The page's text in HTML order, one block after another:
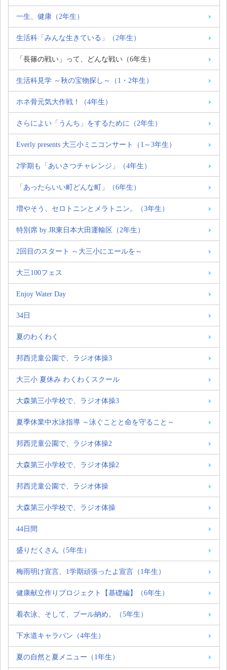
一生、健康（2年生）
生活科「みんな生きている」（2年生）
「長篠の戦い」って、どんな戦い（6年生）
生活科見学 ～秋の宝物探し～（1・2年生）
ホネ骨元気大作戦！（4年生）
さらによい「うんち」をするために（2年生）
Everly presents 大三小ミニコンサート（1～3年生）
2学期も「あいさつチャレンジ」（4年生）
「あったらいい町どんな町」（6年生）
増やそう、セロトニンとメラトニン。（3年生）
特別席 by JR東日本大田運輸区（2年生）
2回目のスタート ～大三小にエールを～
大三100フェス
Enjoy Water Day
34日
夏のわくわく
邦西児童公園で、ラジオ体操3
大三小 夏休み わくわくスクール
大森第三小学校で、ラジオ体操3
夏季休業中水泳指導 ～泳ぐことと命を守ること～
邦西児童公園で、ラジオ体操2
大森第三小学校で、ラジオ体操2
邦西児童公園で、ラジオ体操
大森第三小学校で、ラジオ体操
44日間
盛りだくさん（5年生）
梅雨明け宣言、1学期頑張ったよ宣言（1年生）
健康献立作りプロジェクト【基礎編】（6年生）
着衣泳、そして、プール納め。（5年生）
下水道キャラバン（4年生）
夏の自然と夏メニュー（1年生）